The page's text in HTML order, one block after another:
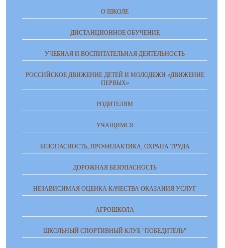
О ШКОЛЕ
ДИСТАНЦИОННОЕ ОБУЧЕНИЕ
УЧЕБНАЯ И ВОСПИТАТЕЛЬНАЯ ДЕЯТЕЛЬНОСТЬ
РОССИЙСКОЕ ДВИЖЕНИЕ ДЕТЕЙ И МОЛОДЕЖИ «ДВИЖЕНИЕ
ПЕРВЫХ»
РОДИТЕЛЯМ
УЧАЩИМСЯ
БЕЗОПАСНОСТЬ, ПРОФИЛАКТИКА, ОХРАНА ТРУДА
ДОРОЖНАЯ БЕЗОПАСНОСТЬ
НЕЗАВИСИМАЯ ОЦЕНКА КАЧЕСТВА ОКАЗАНИЯ УСЛУГ
АГРОШКОЛА
ШКОЛЬНЫЙ СПОРТИВНЫЙ КЛУБ "ПОБЕДИТЕЛЬ"